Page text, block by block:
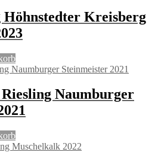
Kreisberg
Naumburger